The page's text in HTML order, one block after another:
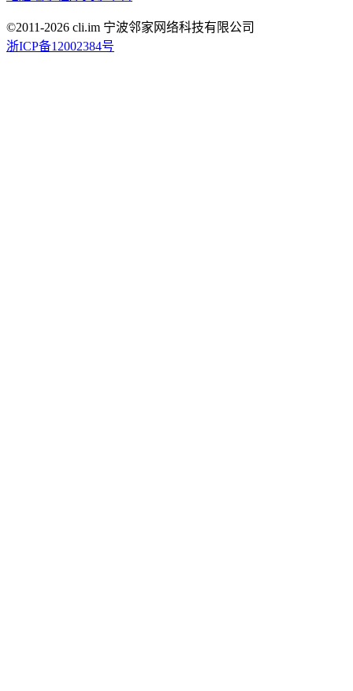
©2011-2026 cli.im 宁波邻家网络科技有限公司
浙ICP备12002384号